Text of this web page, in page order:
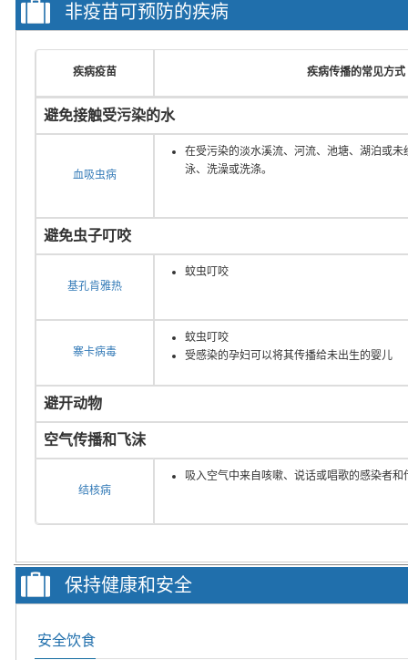
非疫苗可预防的疾病
疾病疫苗 疾病传播的常见方式
避免接触受污染的水
血吸虫病
在受污染的淡水溪流、河流、池塘、湖泊或
泳、洗澡或洗涤。
避免虫子叮咬
基孔肯雅热
蚊虫叮咬
寨卡病毒
蚊虫叮咬
受感染的孕妇可以将其传播给未出生的婴儿
避开动物
空气传播和飞沫
结核病
吸入空气中来自咳嗽、说话或唱歌的感染者
保持健康和安全
安全饮食